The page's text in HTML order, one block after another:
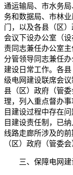
通运输局、市水务
务和数据局、市林
门，以及各县（区
会议下设办公室（
责同志兼任办公室
分管领导同志兼任
建设日常工作。各
级电网建设联席会
县（区）政府（管
理，列入重点督办
目建设过程中存在
目建设责任制，已
线路走廊所涉及的
（区）政府（管委会
三、保障电网